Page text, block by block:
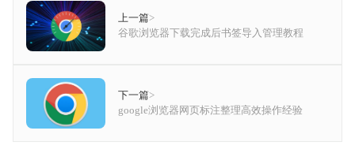
上一篇>
谷歌浏览器下载完成后书签导入管理教程
下一篇>
google浏览器网页标注整理高效操作经验